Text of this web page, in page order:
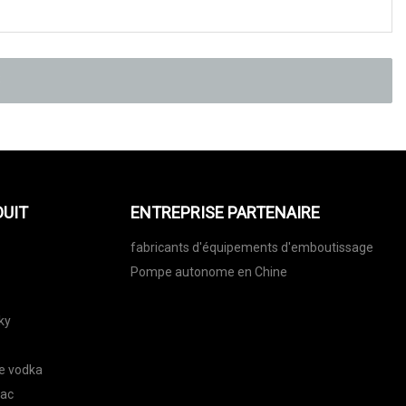
vodka
ENTREPRISE PARTENAIRE
fabricants d'équipements d'emboutissage
Pompe autonome en Chine